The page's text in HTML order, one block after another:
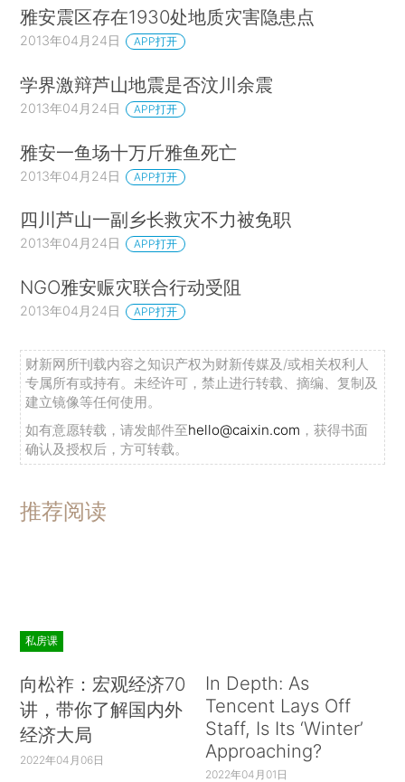
雅安震区存在1930处地质灾害隐患点
2013年04月24日 APP打开
学界激辩芦山地震是否汶川余震
2013年04月24日 APP打开
雅安一鱼场十万斤雅鱼死亡
2013年04月24日 APP打开
四川芦山一副乡长救灾不力被免职
2013年04月24日 APP打开
NGO雅安赈灾联合行动受阻
2013年04月24日 APP打开
财新网所刊载内容之知识产权为财新传媒及/或相关权利人
专属所有或持有。未经许可，禁止进行转载、摘编、复制及
建立镜像等任何使用。
如有意愿转载，请发邮件至hello@caixin.com ，获得书面
确认及授权后，方可转载。
推荐阅读
私房课
向松祚：宏观经济70
讲，带你了解国内外
经济大局
2022年04月06日
In Depth: As
Tencent Lays Off
Staff, Is Its ‘Winter’
Approaching?
2022年04月01日